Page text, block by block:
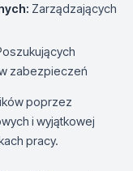
Zarządzających
zabezpieczeń
poprzez
i wyjątkowej
pracy.